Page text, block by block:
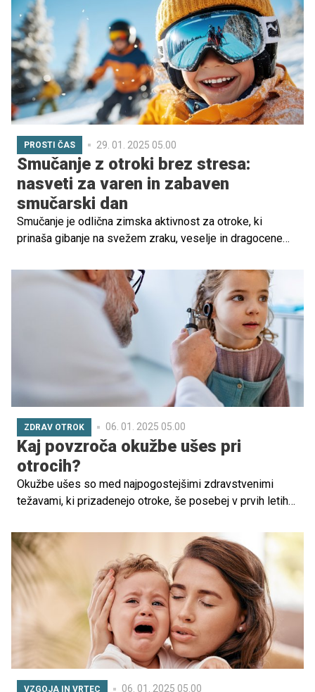
novorojenčkov pa svetujejo, naj starejše sorojence nekaj
tednov ne peljejo v vrtec.
PROSTI ČAS 29. 01. 2025 05.00
Smučanje z otroki brez stresa:
nasveti za varen in zabaven
smučarski dan
Smučanje je odlična zimska aktivnost za otroke, ki
prinaša gibanje na svežem zraku, veselje in dragocene
in zabaven, sta ključni ustrezna oprema in dobra
organizacija. Kako se nanj najbolje pripraviti, svetuje
učiteljica smučanja Lea Nežmah.
ZDRAV OTROK 06. 01. 2025 05.00
Kaj povzroča okužbe ušes pri
otrocih?
Okužbe ušes so med najpogostejšimi zdravstvenimi
težavami, ki prizadenejo otroke, še posebej v prvih letih
in so lahko zelo neprijetne za otroke, saj pogosto
povzročajo bolečine, slabo počutje in celo težave z
sluhom, če se ne zdravijo pravočasno.
VZGOJA IN VRTEC 06. 01. 2025 05.00